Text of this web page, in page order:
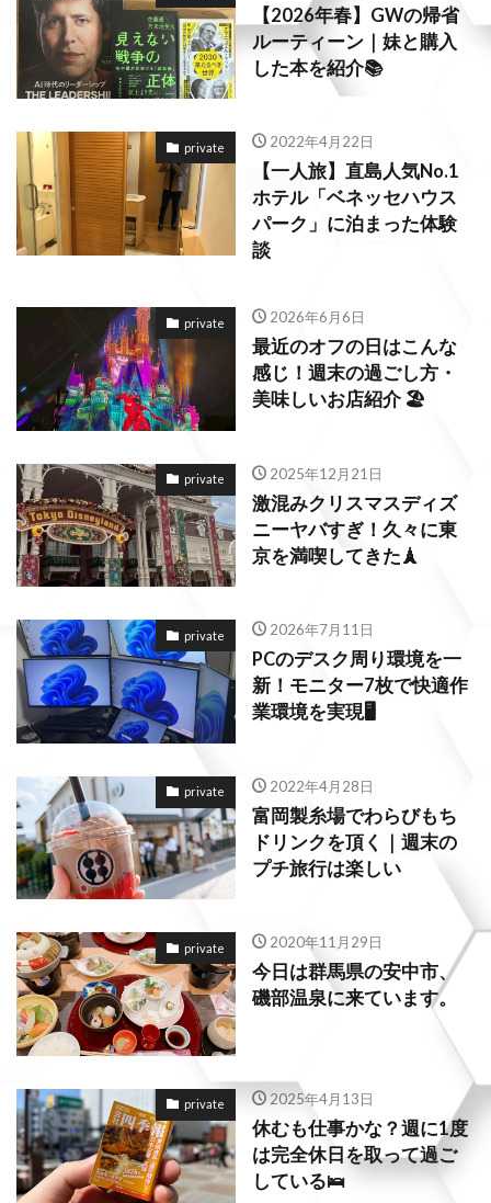
【2026年春】GWの帰省
ルーティーン｜妹と購入
した本を紹介📚
private 2022年4月22日
【一人旅】直島人気No.1
ホテル「ベネッセハウス
パーク」に泊まった体験
談
private 2026年6月6日
最近のオフの日はこんな
感じ！週末の過ごし方・
美味しいお店紹介 🏖️
private 2025年12月21日
激混みクリスマスディズ
ニーヤバすぎ！久々に東
京を満喫してきた🗼
private 2026年7月11日
PCのデスク周り環境を一
新！モニター7枚で快適作
業環境を実現🖥️
private 2022年4月28日
富岡製糸場でわらびもち
ドリンクを頂く｜週末の
プチ旅行は楽しい
private 2020年11月29日
今日は群馬県の安中市、
磯部温泉に来ています。
private 2025年4月13日
休むも仕事かな？週に1度
は完全休日を取って過ご
している🛌